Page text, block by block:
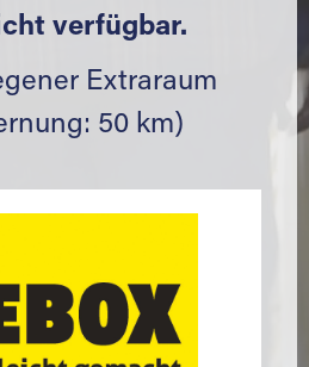
verfügbar.
Extraraum
50 km)